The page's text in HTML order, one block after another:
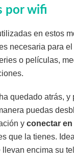
por wifi
en estos
necesaria para
o películas,
quedado atrás,
puedas
y conectar
que la tienes.
encima su